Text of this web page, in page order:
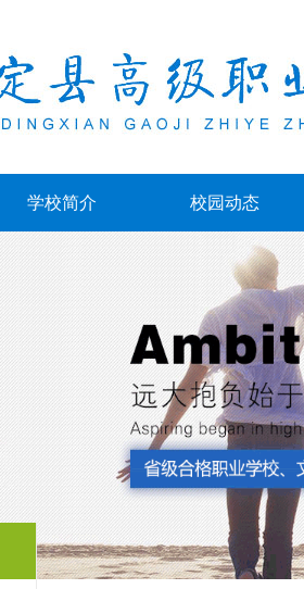
学校简介 校园动态